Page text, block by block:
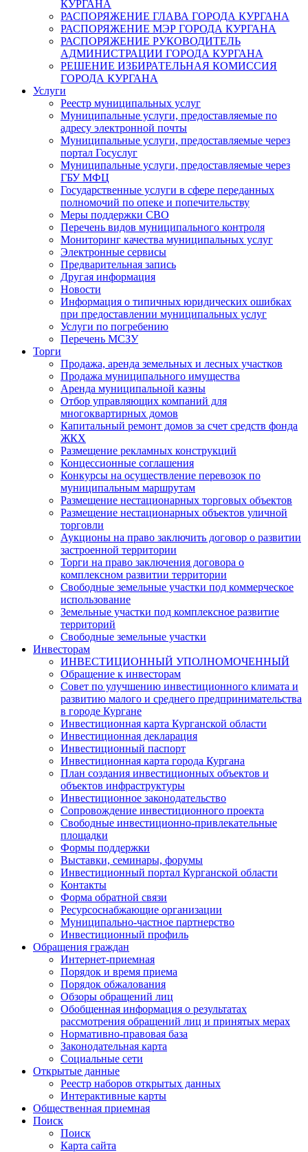
КУРГАНА
РАСПОРЯЖЕНИЕ ГЛАВА ГОРОДА КУРГАНА
РАСПОРЯЖЕНИЕ МЭР ГОРОДА КУРГАНА
РАСПОРЯЖЕНИЕ РУКОВОДИТЕЛЬ
АДМИНИСТРАЦИИ ГОРОДА КУРГАНА
РЕШЕНИЕ ИЗБИРАТЕЛЬНАЯ КОМИССИЯ
ГОРОДА КУРГАНА
Услуги
Реестр муниципальных услуг
Муниципальные услуги, предоставляемые по
адресу электронной почты
Муниципальные услуги, предоставляемые через
портал Госуслуг
Муниципальные услуги, предоставляемые через
ГБУ МФЦ
Государственные услуги в сфере переданных
полномочий по опеке и попечительству
Меры поддержки СВО
Перечень видов муниципального контроля
Мониторинг качества муниципальных услуг
Электронные сервисы
Предварительная запись
Другая информация
Новости
Информация о типичных юридических ошибках
при предоставлении муниципальных услуг
Услуги по погребению
Перечень МСЗУ
Торги
Продажа, аренда земельных и лесных участков
Продажа муниципального имущества
Аренда муниципальной казны
Отбор управляющих компаний для
многоквартирных домов
Капитальный ремонт домов за счет средств фонда
ЖКХ
Размещение рекламных конструкций
Концессионные соглашения
Конкурсы на осуществление перевозок по
муниципальным маршрутам
Размещение нестационарных торговых объектов
Размещение нестационарных объектов уличной
торговли
Аукционы на право заключить договор о развитии
застроенной территории
Торги на право заключения договора о
комплексном развитии территории
Свободные земельные участки под коммерческое
использование
Земельные участки под комплексное развитие
территорий
Свободные земельные участки
Инвесторам
ИНВЕСТИЦИОННЫЙ УПОЛНОМОЧЕННЫЙ
Обращение к инвесторам
Совет по улучшению инвестиционного климата и
развитию малого и среднего предпринимательства
в городе Кургане
Инвестиционная карта Курганской области
Инвестиционная декларация
Инвестиционный паспорт
Инвестиционная карта города Кургана
План создания инвестиционных объектов и
объектов инфраструктуры
Инвестиционное законодательство
Сопровождение инвестиционного проекта
Свободные инвестиционно-привлекательные
площадки
Формы поддержки
Выставки, семинары, форумы
Инвестиционный портал Курганской области
Контакты
Форма обратной связи
Ресурсоснабжающие организации
Муниципально-частное партнерство
Инвестиционный профиль
Обращения граждан
Интернет-приемная
Порядок и время приема
Порядок обжалования
Обзоры обращений лиц
Обобщенная информация о результатах
рассмотрения обращений лиц и принятых мерах
Нормативно-правовая база
Законодательная карта
Социальные сети
Открытые данные
Реестр наборов открытых данных
Интерактивные карты
Общественная приемная
Поиск
Поиск
Карта сайта